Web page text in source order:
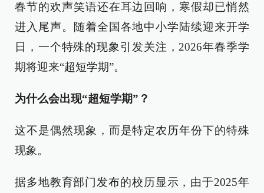
春节的欢声笑语还在耳边回响，寒假却已悄然
进入尾声。随着全国各地中小学陆续迎来开学
日，一个特殊的现象引发关注，2026年春季学
期将迎来“超短学期”。
为什么会出现“超短学期”？
这不是偶然现象，而是特定农历年份下的特殊
现象。
据多地教育部门发布的校历显示，由于2025年